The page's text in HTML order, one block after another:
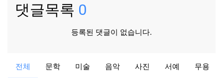
댓글목록 0
등록된 댓글이 없습니다.
전체 문학 미술 음악 사진 서예 무용
2024 제52회 거창군민가요제 본선 진출자 현황